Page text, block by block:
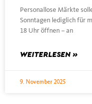
Personallose Märkte
Sonntagen lediglich für
18 Uhr öffnen – an
WEITERLESEN »
9. November 2025